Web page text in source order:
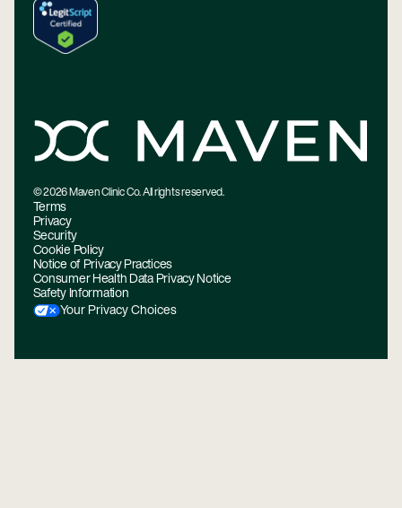
Terms
Privacy
Security
Cookie Policy
Notice of Privacy Practices
Consumer Health Data Privacy Notice
Safety Information
Your Privacy Choices
©2026 Maven Clinic Co. All rights reserved.